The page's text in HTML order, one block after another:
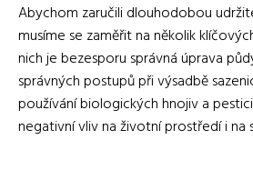
Abychom zaručili dlouhodobou
musíme se zaměřit na několik
nich je bezesporu správná úprava
správných postupů při výsadbě
používání biologických hnojiv a
negativní vliv na životní prostředí i na